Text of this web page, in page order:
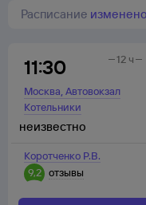
Расписание изменено
11:30
Москва,Автовокзал
Котельники
12 ч
Коротченко Р.В.
9,2 отзывы
неизвестно